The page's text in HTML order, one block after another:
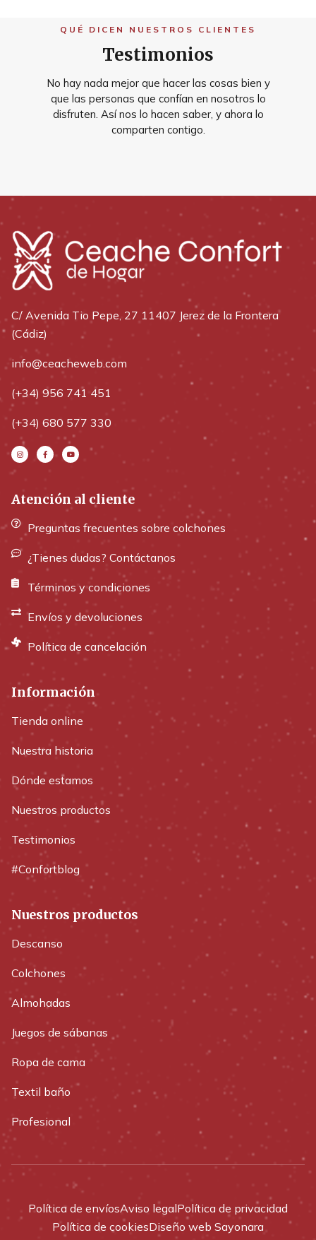
QUÉ DICEN NUESTROS CLIENTES
Testimonios
No hay nada mejor que hacer las cosas bien y
que las personas que confían en nosotros lo
disfruten. Así nos lo hacen saber, y ahora lo
comparten contigo.
C/ Avenida Tio Pepe, 27 11407 Jerez de la Frontera
(Cádiz)
info@ceacheweb.com
(+34) 956 741 451
(+34) 680 577 330
Atención al cliente
Preguntas frecuentes sobre colchones
¿Tienes dudas? Contáctanos
Términos y condiciones
Envíos y devoluciones
Política de cancelación
Información
Tienda online
Nuestra historia
Dónde estamos
Nuestros productos
Testimonios
#Confortblog
Nuestros productos
Descanso
Colchones
Almohadas
Juegos de sábanas
Ropa de cama
Textil baño
Profesional
Política de envíosAviso legalPolítica de privacidad
Política de cookiesDiseño web Sayonara